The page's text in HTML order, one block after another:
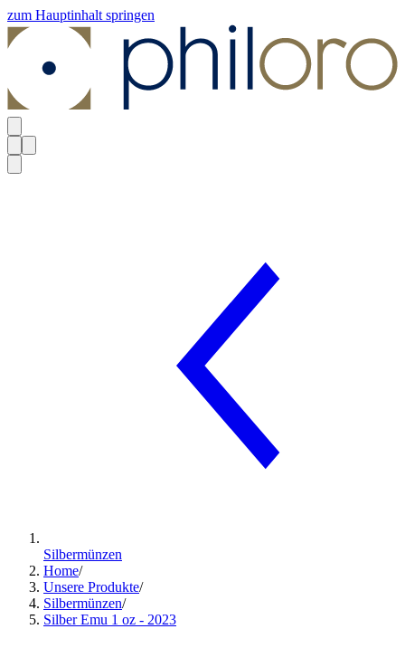
zum Hauptinhalt springen
Silbermünzen
Home/
Unsere Produkte/
Silbermünzen/
Silber Emu 1 oz - 2023